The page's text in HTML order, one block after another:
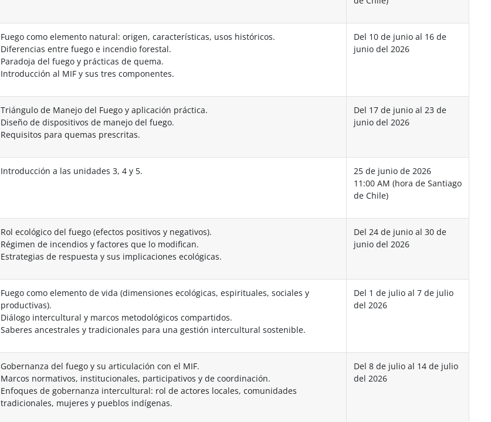
Fuego como elemento natural: origen, características, usos históricos.
Diferencias entre fuego e incendio forestal.
Paradoja del fuego y prácticas de quema.
Introducción al MIF y sus tres componentes.
Del 10 de junio al 16 de
junio del 2026
Triángulo de Manejo del Fuego y aplicación práctica.
Diseño de dispositivos de manejo del fuego.
Requisitos para quemas prescritas.
Del 17 de junio al 23 de
junio del 2026
Introducción a las unidades 3, 4 y 5.
25 de junio de 2026
11:00 AM (hora de Santiago
de Chile)
Rol ecológico del fuego (efectos positivos y negativos).
Régimen de incendios y factores que lo modifican.
Estrategias de respuesta y sus implicaciones ecológicas.
Del 24 de junio al 30 de
junio del 2026
Fuego como elemento de vida (dimensiones ecológicas, espirituales, sociales y
productivas).
Diálogo intercultural y marcos metodológicos compartidos.
Saberes ancestrales y tradicionales para una gestión intercultural sostenible.
Del 1 de julio al 7 de julio
del 2026
Gobernanza del fuego y su articulación con el MIF.
Marcos normativos, institucionales, participativos y de coordinación.
Enfoques de gobernanza intercultural: rol de actores locales, comunidades
tradicionales, mujeres y pueblos indígenas.
Del 8 de julio al 14 de julio
del 2026